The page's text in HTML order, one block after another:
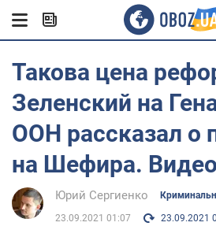
Такова цена
Зеленский на
ООН рассказал о
на Шефира. Видео
Юрий Сергиенко
23.09.2021 01:07 23.09.2021